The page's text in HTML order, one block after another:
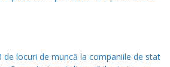
de locuri de muncă la companiile de stat